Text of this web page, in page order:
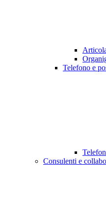
Telefono e
Consulenti e